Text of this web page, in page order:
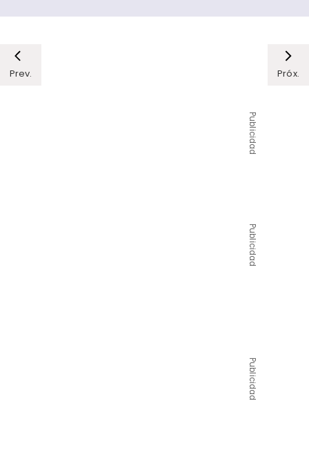
Prev. Próx.
Publicidad
Publicidad
Publicidad